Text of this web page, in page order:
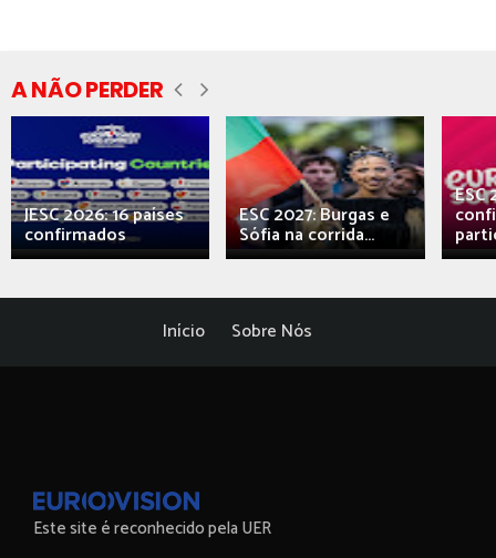
A NÃO PERDER
JESC 2026: 16 países
confirmados
ESC 2027: Burgas e
Sófia na corrida...
ESC
Início Sobre Nós
Este site é reconhecido pela UER